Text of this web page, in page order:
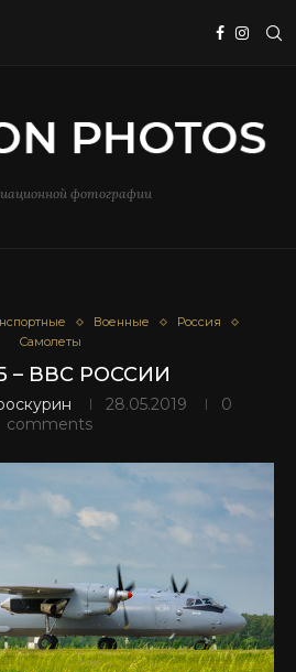
фотографии
Военные
Россия
Самолеты
– ВВС РОССИИ
28.05.2019
0
comments